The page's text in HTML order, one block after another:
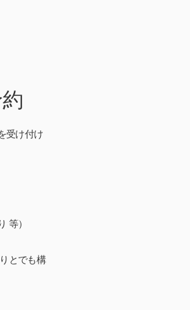
受け付け
等）
とでも構